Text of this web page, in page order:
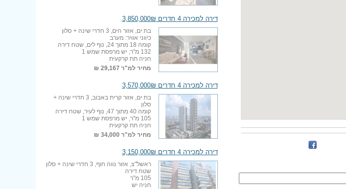
דירה למכירה 4 חדרים 3,850,000₪
בת ים, אזור הים, 3 חדרי שינה + סלון
כיווני אוויר: מערב
קומה 18 מתוך 24, נוף לים, שטח דירה
132 מ"ר, יש מרפסת שמש 1
חניה תת קרקעית
מחיר למ"ר 29,167 ₪
דירה למכירה 4 חדרים 3,570,000₪
בת ים, אזור קרית באבוב, 3 חדרי שינה +
סלון
קומה 40 מתוך 47, נוף לעיר, שטח דירה
105 מ"ר, יש מרפסת שמש 1
חניה תת קרקעית
מחיר למ"ר 34,000 ₪
דירה למכירה 4 חדרים 3,150,000₪
ראשל"צ, אזור נווה חוף, 3 חדרי שינה + סלון
שטח דירה
105 מ"ר
חניה יש